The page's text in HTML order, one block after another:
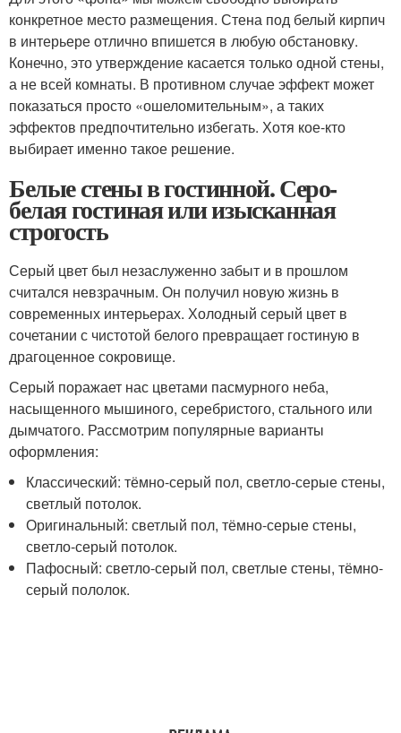
конкретное место размещения. Стена под белый кирпич
в интерьере отлично впишется в любую обстановку.
Конечно, это утверждение касается только одной стены,
а не всей комнаты. В противном случае эффект может
показаться просто «ошеломительным», а таких
эффектов предпочтительно избегать. Хотя кое-кто
выбирает именно такое решение.
Белые стены в гостинной. Серо-
белая гостиная или изысканная
строгость
Серый цвет был незаслуженно забыт и в прошлом
считался невзрачным. Он получил новую жизнь в
современных интерьерах. Холодный серый цвет в
сочетании с чистотой белого превращает гостиную в
драгоценное сокровище.
Серый поражает нас цветами пасмурного неба,
насыщенного мышиного, серебристого, стального или
дымчатого. Рассмотрим популярные варианты
оформления:
Классический: тёмно-серый пол, светло-серые стены,
светлый потолок.
Оригинальный: светлый пол, тёмно-серые стены,
светло-серый потолок.
Пафосный: светло-серый пол, светлые стены, тёмно-
серый пололок.